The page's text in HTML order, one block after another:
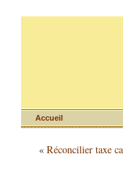
Accueil
« Réconcilier taxe